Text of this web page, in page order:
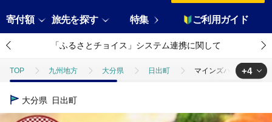
寄付額 旅先を探す 特集 ご利用ガイド
「ふるさとチョイス」システム連携に関して
TOP 九州地方 大分県 日出町 マインズハンバーグ4
TOP
TOP 肉 マインズハンバーグ4個
+4
大分県 日出町